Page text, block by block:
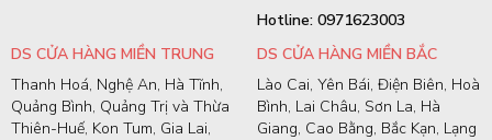
Hotline: 0971623003
DS CỬA HÀNG MIỀN TRUNG
Thanh Hoá, Nghệ An, Hà Tĩnh,
Quảng Bình, Quảng Trị và Thừa
Thiên-Huế, Kon Tum, Gia Lai,
DS CỬA HÀNG MIỀN BẮC
Lào Cai, Yên Bái, Điện Biên, Hoà
Bình, Lai Châu, Sơn La, Hà
Giang, Cao Bằng, Bắc Kạn, Lạng